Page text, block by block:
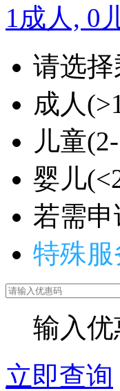
1成人, 0
请选
成人
儿童
婴儿
若需
特殊
输入
立即查询